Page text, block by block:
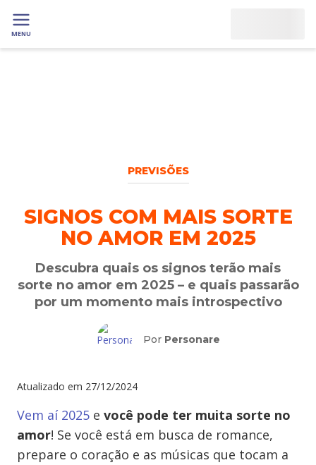
MENU
PREVISÕES
SIGNOS COM MAIS SORTE
NO AMOR EM 2025
Descubra quais os signos terão mais
sorte no amor em 2025 – e quais passarão
por um momento mais introspectivo
Por Personare
Atualizado em 27/12/2024
Vem aí 2025 e você pode ter muita sorte no
amor! Se você está em busca de romance,
prepare o coração e as músicas que tocam a